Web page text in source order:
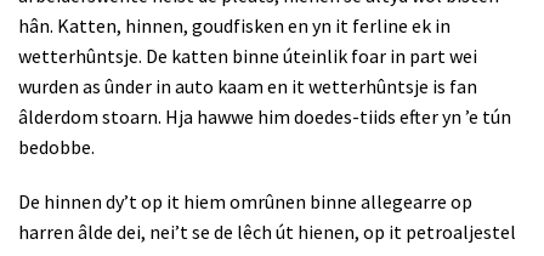
hân. Katten, hinnen, goudfisken en yn it ferline ek in
wetterhûntsje. De katten binne úteinlik foar in part wei
wurden as ûnder in auto kaam en it wetterhûntsje is fan
âlderdom stoarn. Hja hawwe him doedes-tiids efter yn ’e tún
bedobbe.
De hinnen dy’t op it hiem omrûnen binne allegearre op
harren âlde dei, nei’t se de lêch út hienen, op it petroaljestel